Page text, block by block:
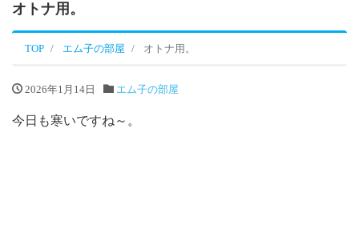
オトナ用。
TOP エム子の部屋 オトナ用。
2026年1月14日 エム子の部屋
今日も寒いですね～。